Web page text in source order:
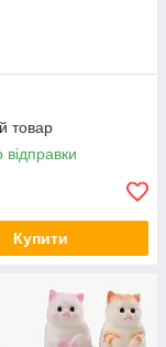
товар
відправки
Купити